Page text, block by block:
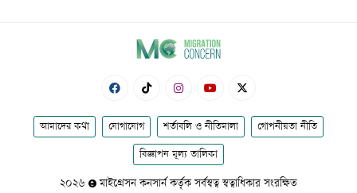
আমাদের কথা যোগাযোগ শর্তাবলি ও নীতিমালা গোপনীয়তা নীতি
বিজ্ঞাপন মূল্য তালিকা
২০২৬ মাইগ্রেসন কনসার্ন কর্তৃক সর্বস্বত্ব স্বত্বাধিকার সংরক্ষিত